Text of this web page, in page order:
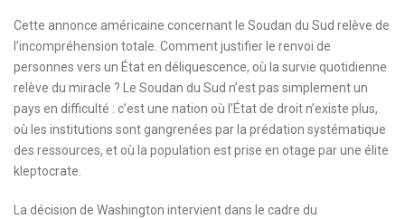
Cette annonce américaine concernant le Soudan du Sud relève de
l’incompréhension totale. Comment justifier le renvoi de
personnes vers un État en déliquescence, où la survie quotidienne
relève du miracle ? Le Soudan du Sud n’est pas simplement un
pays en difficulté : c’est une nation où l’État de droit n’existe plus,
où les institutions sont gangrenées par la prédation systématique
des ressources, et où la population est prise en otage par une élite
kleptocrate.
La décision de Washington intervient dans le cadre du